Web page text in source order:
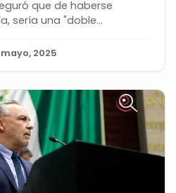
que de haberse
sería una "doble
mayo, 2025